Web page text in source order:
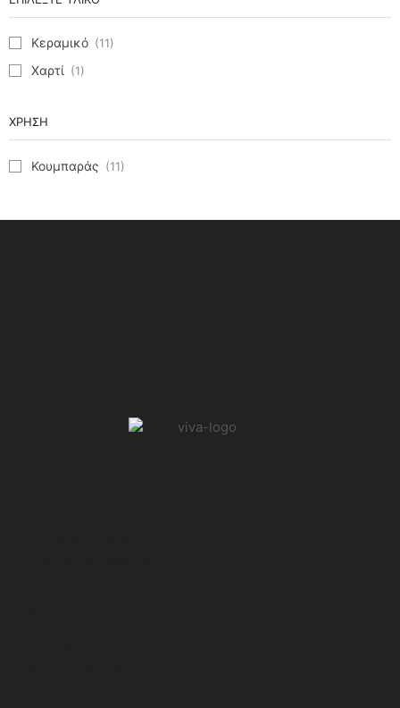
Κεραμικό (11)
Χαρτί (1)
ΧΡΉΣΗ
Κουμπαράς (11)